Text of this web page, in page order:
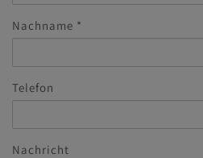
Nachname
Telefon
Nachricht